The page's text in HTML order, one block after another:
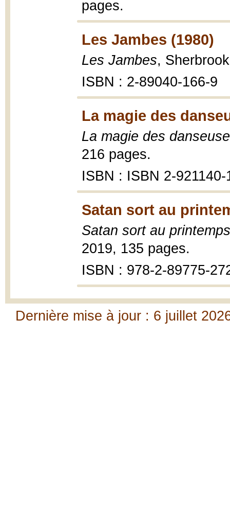
pages.
Les Jambes (1980)
Les Jambes,
ISBN : 2-89040-166-9
La magie des
La magie des
216 pages.
ISBN : ISBN 2-921140-
Satan sort au
Satan sort au printemps
2019, 135 pages.
ISBN : 978-2-89775-
Dernière mise à jour : 6 juillet